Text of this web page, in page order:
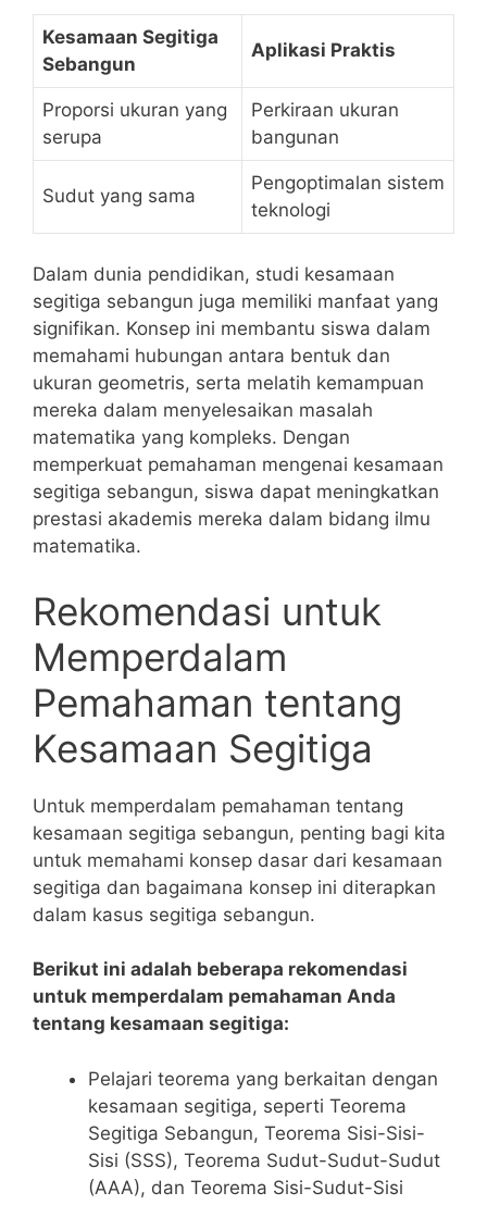
Kesamaan ⁣Segitiga
Sebangun
Aplikasi Praktis
Proporsi ukuran yang
serupa
Perkiraan ukuran
bangunan
Sudut yang sama
Pengoptimalan sistem
teknologi
Dalam dunia pendidikan, ‌studi kesamaan
segitiga ⁣sebangun juga memiliki ‌manfaat yang
signifikan. Konsep ini membantu siswa dalam
memahami hubungan antara ​bentuk dan
ukuran geometris, serta melatih⁢ kemampuan⁣
mereka dalam menyelesaikan masalah
matematika yang kompleks. Dengan
memperkuat pemahaman mengenai kesamaan
segitiga sebangun, siswa dapat meningkatkan
prestasi akademis mereka dalam bidang ilmu
matematika.
Rekomendasi untuk
Memperdalam
Pemahaman tentang
Kesamaan Segitiga
Untuk memperdalam pemahaman⁢ tentang
kesamaan segitiga sebangun, penting bagi kita
untuk⁣ memahami konsep dasar ⁢dari kesamaan
‍segitiga dan bagaimana konsep⁢ ini diterapkan
dalam kasus segitiga ⁣sebangun.
Berikut ini adalah beberapa rekomendasi
untuk memperdalam pemahaman Anda
tentang ‍kesamaan segitiga:
Pelajari teorema yang berkaitan dengan
kesamaan ⁢segitiga, seperti Teorema
Segitiga‌ Sebangun, Teorema⁣ Sisi-Sisi-
Sisi (SSS), Teorema Sudut-Sudut-Sudut
(AAA), dan Teorema Sisi-Sudut-Sisi